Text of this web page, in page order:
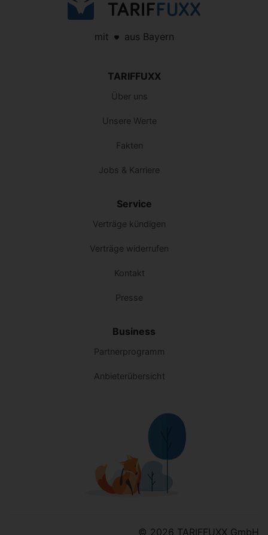
mit aus Bayern
TARIFFUXX
Über uns
Unsere Werte
Fakten
Jobs & Karriere
Service
Verträge kündigen
Verträge widerrufen
Kontakt
Presse
Business
Partnerprogramm
Anbieterübersicht
© 2026 TARIFFUXX GmbH